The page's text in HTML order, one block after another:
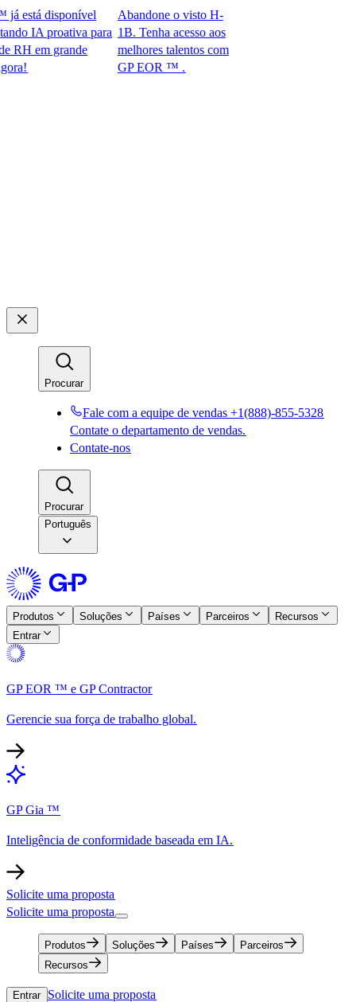
disponível
IA proativa para
em grande
Abandone o visto H-
1B. Tenha acesso aos
melhores talentos com
GP EOR ™ .​​
Procurar​​
Fale com a equipe de vendas +1(888)-855-5328​​
Contate o departamento de vendas.​​
Contate-nos​​
Procurar​​
Português
Produtos​​ Soluções​​ Países​​ Parceiros​​
Recursos​​
Entrar​​
GP EOR ™ e GP Contractor​​
Gerencie sua força de trabalho global.​​
GP Gia ™​​
Inteligência de conformidade baseada em IA.​​
Solicite uma proposta​​
Solicite uma proposta​​
Produtos​​ Soluções​​ Países​​
Parceiros​​
Recursos​​
Entrar​​ Solicite uma proposta​​